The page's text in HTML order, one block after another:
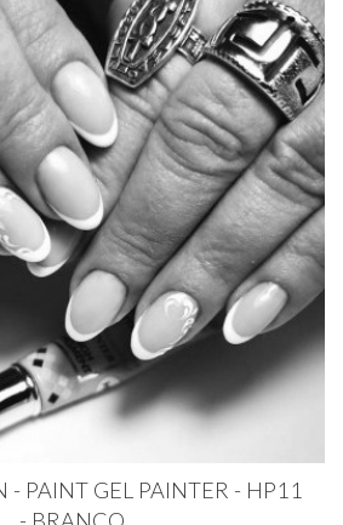
- PAINT GEL PAINTER - HP11